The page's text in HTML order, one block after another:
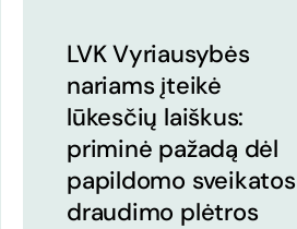
LVK Vyriausybės
nariams įteikė
lūkesčių laiškus:
priminė pažadą dėl
papildomo sveikatos
draudimo plėtros